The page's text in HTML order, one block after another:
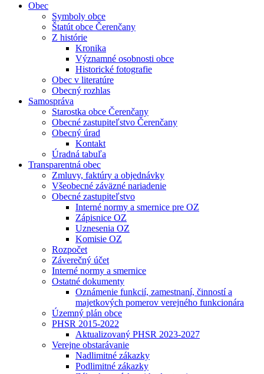
Obec
Symboly obce
Štatút obce Čerenčany
Z histórie
Kronika
Významné osobnosti obce
Historické fotografie
Obec v literatúre
Obecný rozhlas
Samospráva
Starostka obce Čerenčany
Obecné zastupiteľstvo Čerenčany
Obecný úrad
Kontakt
Úradná tabuľa
Transparentná obec
Zmluvy, faktúry a objednávky
Všeobecné záväzné nariadenie
Obecné zastupiteľstvo
Interné normy a smernice pre OZ
Zápisnice OZ
Uznesenia OZ
Komisie OZ
Rozpočet
Záverečný účet
Interné normy a smernice
Ostatné dokumenty
Oznámenie funkcií, zamestnaní, činností a
majetkových pomerov verejného funkcionára
Územný plán obce
PHSR 2015-2022
Aktualizovaný PHSR 2023-2027
Verejne obstarávanie
Nadlimitné zákazky
Podlimitné zákazky